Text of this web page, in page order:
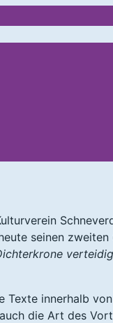
seinen zweiten
Texte innerhalb
die Art des